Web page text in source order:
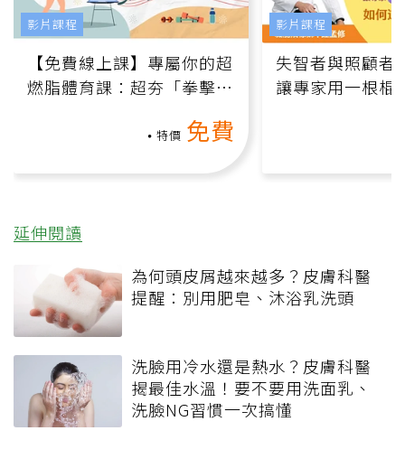
【免費線上課】專屬你的超
燃脂體育課：超夯「拳擊有
特價 免費
影片課程
失智者與照顧者
讓專家用一根棍
影片課程
延伸閱讀
為何頭皮屑越來越多？皮膚科醫
提醒：別用肥皂、沐浴乳洗頭
洗臉用冷水還是熱水？皮膚科醫
揭最佳水溫！要不要用洗面乳、
洗臉NG習慣一次搞懂